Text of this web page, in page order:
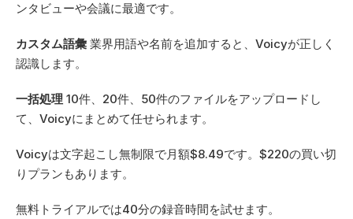
ンタビューや会議に最適です。
カスタム語彙 業界用語や名前を追加すると、Voicyが正しく
認識します。
一括処理 10件、20件、50件のファイルをアップロードし
て、Voicyにまとめて任せられます。
Voicyは文字起こし無制限で月額$8.49です。$220の買い切
りプランもあります。
無料トライアルでは40分の録音時間を試せます。